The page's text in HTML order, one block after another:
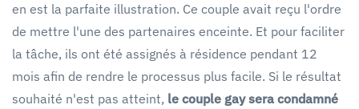
en est la parfaite illustration. Ce couple avait reçu l'ordre
de mettre l'une des partenaires enceinte. Et pour faciliter
la tâche, ils ont été assignés à résidence pendant 12
mois afin de rendre le processus plus facile. Si le résultat
souhaité n'est pas atteint, le couple gay sera condamné